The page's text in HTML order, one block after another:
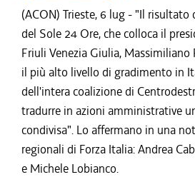
(ACON) Trieste, 6 lug - "Il risultato
del Sole 24 Ore, che colloca il
Friuli Venezia Giulia, Massimiliano
il più alto livello di gradimento in
dell'intera coalizione di
tradurre in azioni amministrative
condivisa". Lo affermano in una
regionali di Forza Italia: Andrea
e Michele Lobianco.